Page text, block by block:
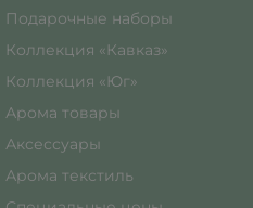
Подарочные наборы
Коллекция «Кавказ»
Коллекция «Юг»
Арома товары
Аксессуары
Арома текстиль